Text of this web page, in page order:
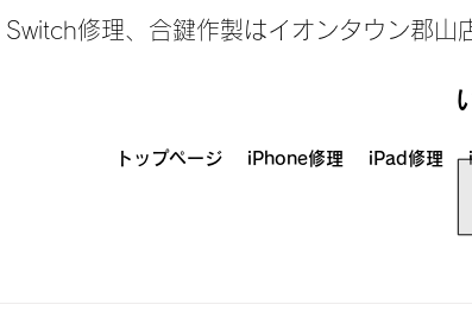
修理、合鍵作製はイオンタウン郡山
トップページ iPhone修理 iPad修理